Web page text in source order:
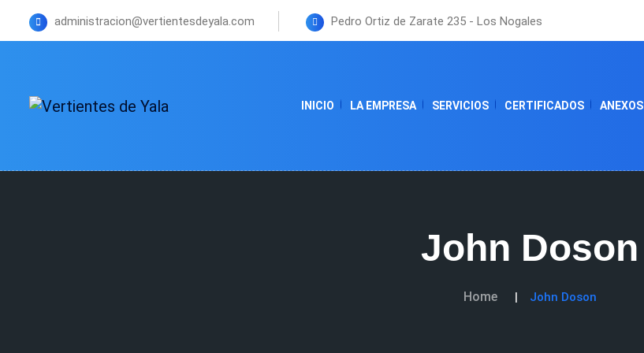
administracion@vertientesdeyala.com Pedro Ortiz de Zarate 235 - Los Nogales
INICIO LA EMPRESA SERVICIOS CERTIFICADOS ANEXOS
John Doson
Home John Doson